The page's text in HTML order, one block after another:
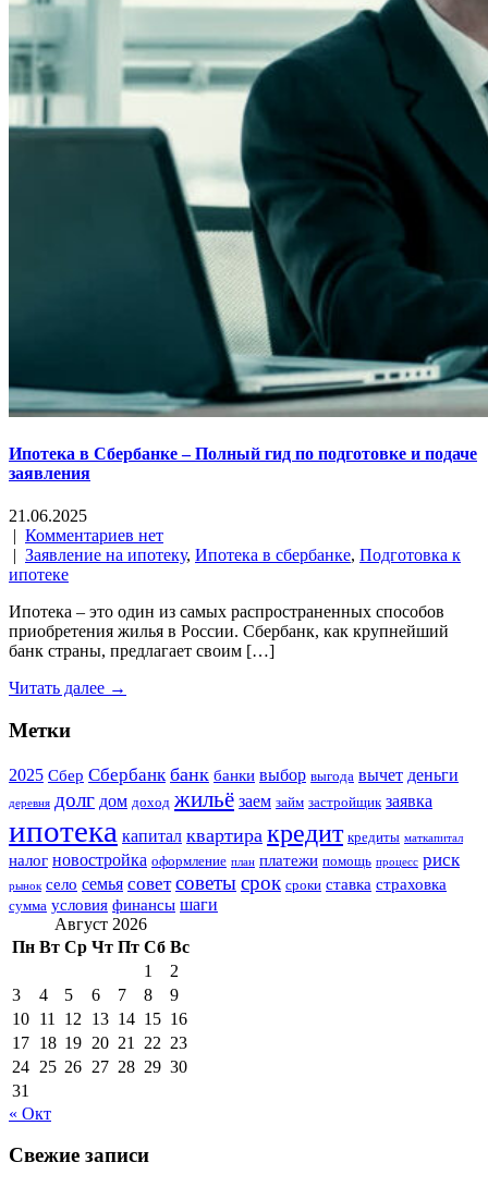
Ипотека в Сбербанке – Полный гид по подготовке и подаче
заявления
21.06.2025
| Комментариев нет
| Заявление на ипотеку, Ипотека в сбербанке, Подготовка к
ипотеке
Ипотека – это один из самых распространенных способов
приобретения жилья в России. Сбербанк, как крупнейший
банк страны, предлагает своим […]
Читать далее →
Метки
2025 Сбер Сбербанк банк банки выбор выгода вычет деньги
деревня долг дом доход жильё заем займ застройщик заявка
ипотека капитал квартира кредит кредиты маткапитал
налог новостройка оформление план платежи помощь процесс риск
рынок село семья совет советысрок сроки ставка страховка
сумма условия финансы шаги
Август 2026
Пн Вт Ср Чт Пт Сб Вс
1
2
3
4 5 6 7 8
9
10 11 12 13 14 15 16
17 18 19 20 21 22 23
24 25 26 27 28 29 30
31
« Окт
Свежие записи